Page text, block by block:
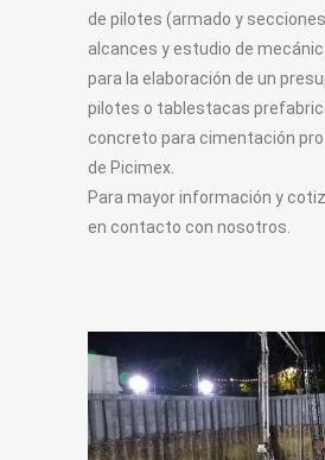
de pilotes (armado y
alcances y estudio de
para la elaboración de un
pilotes o tablestacas
concreto para cimentación
de Picimex.
Para mayor información y
en contacto con nosotros.